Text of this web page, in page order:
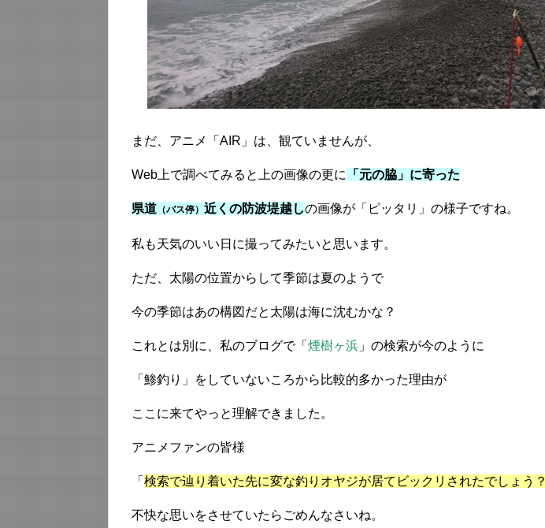
まだ、アニメ「AIR」は、観ていませんが、
Web上で調べてみると上の画像の更に 「元の脇」に寄った
県道 （バス停） 近くの防波堤越しの画像が「ピッタリ」の様子ですね。
私も天気のいい日に撮ってみたいと思います。
ただ、太陽の位置からして季節は夏のようで
今の季節はあの構図だと太陽は海に沈むかな？
これとは別に、私のブログで「 煙樹ヶ浜 」の検索が今のように
「鯵釣り」をしていないころから比較的多かった理由が
ここに来てやっと理解できました。
アニメファンの皆様
「 検索で辿り着いた先に変な釣りオヤジが居てビックリされたでしょう？
不快な思いをさせていたらごめんなさいね。